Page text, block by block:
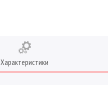
Характеристики